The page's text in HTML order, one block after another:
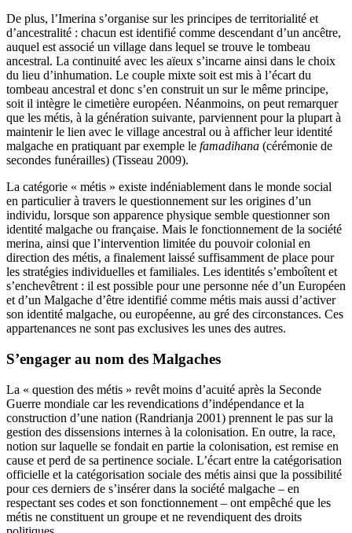
De plus, l’Imerina s’organise sur les principes de territorialité et
d’ancestralité : chacun est identifié comme descendant d’un ancêtre,
auquel est associé un village dans lequel se trouve le tombeau
ancestral. La continuité avec les aïeux s’incarne ainsi dans le choix
du lieu d’inhumation. Le couple mixte soit est mis à l’écart du
tombeau ancestral et donc s’en construit un sur le même principe,
soit il intègre le cimetière européen. Néanmoins, on peut remarquer
que les métis, à la génération suivante, parviennent pour la plupart à
maintenir le lien avec le village ancestral ou à afficher leur identité
malgache en pratiquant par exemple le famadihana (cérémonie de
secondes funérailles) (Tisseau 2009).
La catégorie « métis » existe indéniablement dans le monde social
en particulier à travers le questionnement sur les origines d’un
individu, lorsque son apparence physique semble questionner son
identité malgache ou française. Mais le fonctionnement de la société
merina, ainsi que l’intervention limitée du pouvoir colonial en
direction des métis, a finalement laissé suffisamment de place pour
les stratégies individuelles et familiales. Les identités s’emboîtent et
s’enchevêtrent : il est possible pour une personne née d’un Européen
et d’un Malgache d’être identifié comme métis mais aussi d’activer
son identité malgache, ou européenne, au gré des circonstances. Ces
appartenances ne sont pas exclusives les unes des autres.
S’engager au nom des Malgaches
La « question des métis » revêt moins d’acuité après la Seconde
Guerre mondiale car les revendications d’indépendance et la
construction d’une nation (Randrianja 2001) prennent le pas sur la
gestion des dissensions internes à la colonisation. En outre, la race,
notion sur laquelle se fondait en partie la colonisation, est remise en
cause et perd de sa pertinence sociale. L’écart entre la catégorisation
officielle et la catégorisation sociale des métis ainsi que la possibilité
pour ces derniers de s’insérer dans la société malgache – en
respectant ses codes et son fonctionnement – ont empêché que les
métis ne constituent un groupe et ne revendiquent des droits